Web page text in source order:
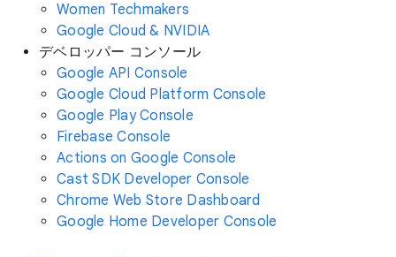
Women Techmakers
Google Cloud & NVIDIA
デベロッパー コンソール
Google API Console
Google Cloud Platform Console
Google Play Console
Firebase Console
Actions on Google Console
Cast SDK Developer Console
Chrome Web Store Dashboard
Google Home Developer Console